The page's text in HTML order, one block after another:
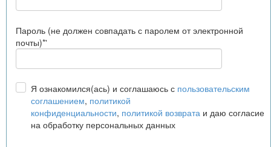
Пароль (не должен совпадать с паролем от электронной
почты)*'
Я ознакомился(ась) и соглашаюсь с пользовательским
соглашением, политикой
конфиденциальности, политикой возврата и даю согласие
на обработку персональных данных